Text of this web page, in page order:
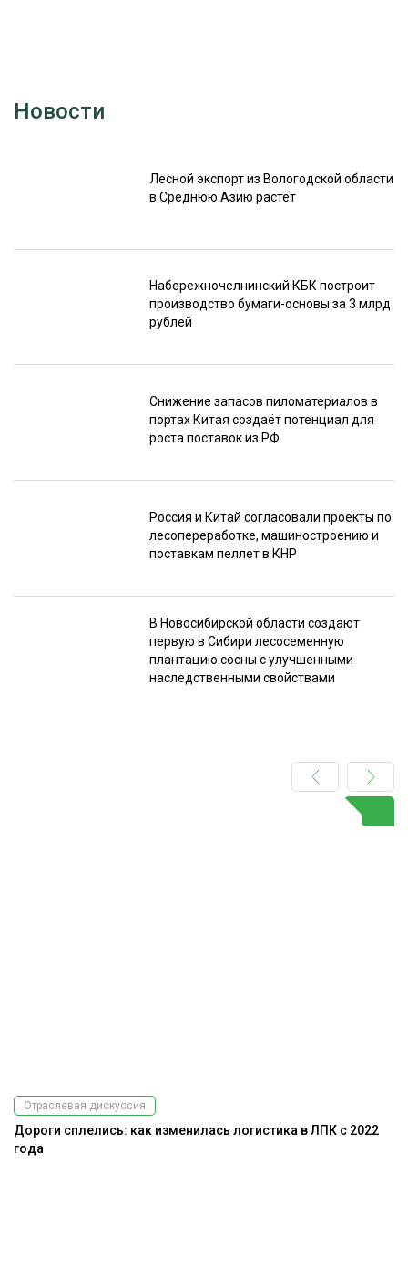
Новости
Лесной экспорт из Вологодской области
в Среднюю Азию растёт
Набережночелнинский КБК построит
производство бумаги-основы за 3 млрд
рублей
Снижение запасов пиломатериалов в
портах Китая создаёт потенциал для
роста поставок из РФ
Россия и Китай согласовали проекты по
лесопереработке, машиностроению и
поставкам пеллет в КНР
В Новосибирской области создают
первую в Сибири лесосеменную
плантацию сосны с улучшенными
наследственными свойствами
Отраслевая дискуссия
Дороги сплелись: как изменилась логистика в ЛПК с 2022
года